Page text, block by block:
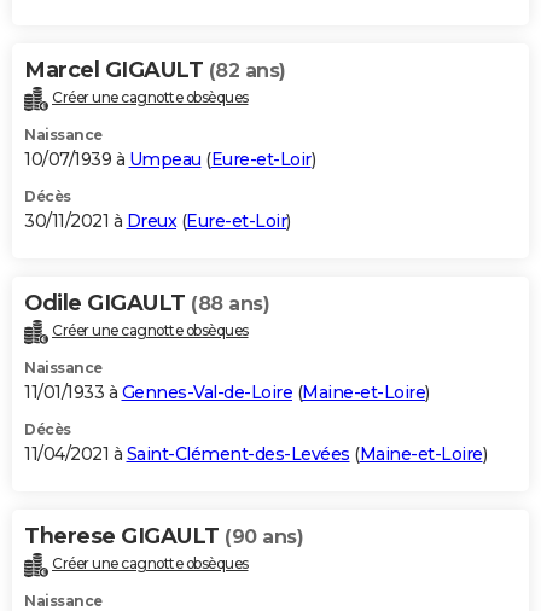
Marcel GIGAULT (82 ans)
Créer une cagnotte obsèques
Naissance
10/07/1939 à Umpeau (Eure-et-Loir)
Décès
30/11/2021 à Dreux(Eure-et-Loir)
Odile GIGAULT (88 ans)
Créer une cagnotte obsèques
Naissance
11/01/1933 à Gennes-Val-de-Loire (Maine-et-Loire)
Décès
11/04/2021 à Saint-Clément-des-Levées (Maine-et-Loire)
Therese GIGAULT (90 ans)
Créer une cagnotte obsèques
Naissance